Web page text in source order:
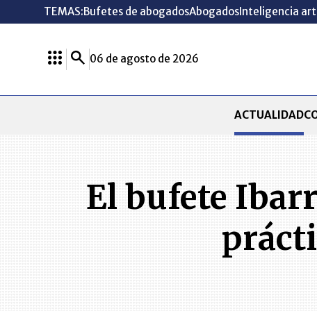
TEMAS:Bufetes de abogadosAbogadosInteligencia
06 de agosto de 2026
ACTUALIDAD
El bufete